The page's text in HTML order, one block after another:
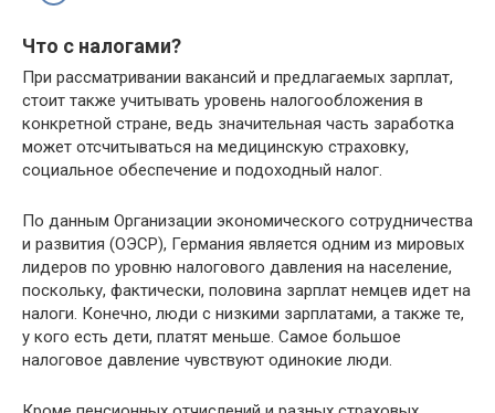
Что с налогами?
При рассматривании вакансий и предлагаемых зарплат,
стоит также учитывать уровень налогообложения в
конкретной стране, ведь значительная часть заработка
может отсчитываться на медицинскую страховку,
социальное обеспечение и подоходный налог.
По данным Организации экономического сотрудничества
и развития (ОЭСР), Германия является одним из мировых
лидеров по уровню налогового давления на население,
поскольку, фактически, половина зарплат немцев идет на
налоги. Конечно, люди с низкими зарплатами, а также те,
у кого есть дети, платят меньше. Самое большое
налоговое давление чувствуют одинокие люди.